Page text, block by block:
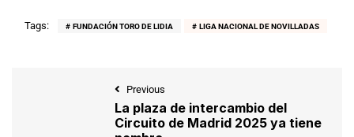
Tags: FUNDACIÓN TORO DE LIDIA LIGA NACIONAL DE NOVILLADAS
Previous
La plaza de intercambio del
Circuito de Madrid 2025 ya tiene